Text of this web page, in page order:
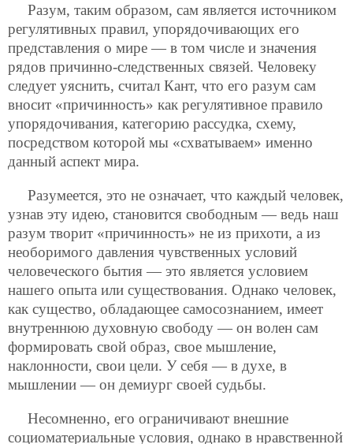
Разум, таким образом, сам является источником
регулятивных правил, упорядочивающих его
представления о мире — в том числе и значения
рядов причинно-следственных связей. Человеку
следует уяснить, считал Кант, что его разум сам
вносит «причинность» как регулятивное правило
упорядочивания, категорию рассудка, схему,
посредством которой мы «схватываем» именно
данный аспект мира.
Разумеется, это не означает, что каждый человек,
узнав эту идею, становится свободным — ведь наш
разум творит «причинность» не из прихоти, а из
необоримого давления чувственных условий
человеческого бытия — это является условием
нашего опыта или существования. Однако человек,
как существо, обладающее самосознанием, имеет
внутреннюю духовную свободу — он волен сам
формировать свой образ, свое мышление,
наклонности, свои цели. У себя — в духе, в
мышлении — он демиург своей судьбы.
Несомненно, его ограничивают внешние
социоматериальные условия, однако в нравственной